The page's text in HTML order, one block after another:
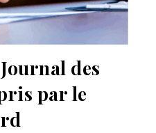
des
par le